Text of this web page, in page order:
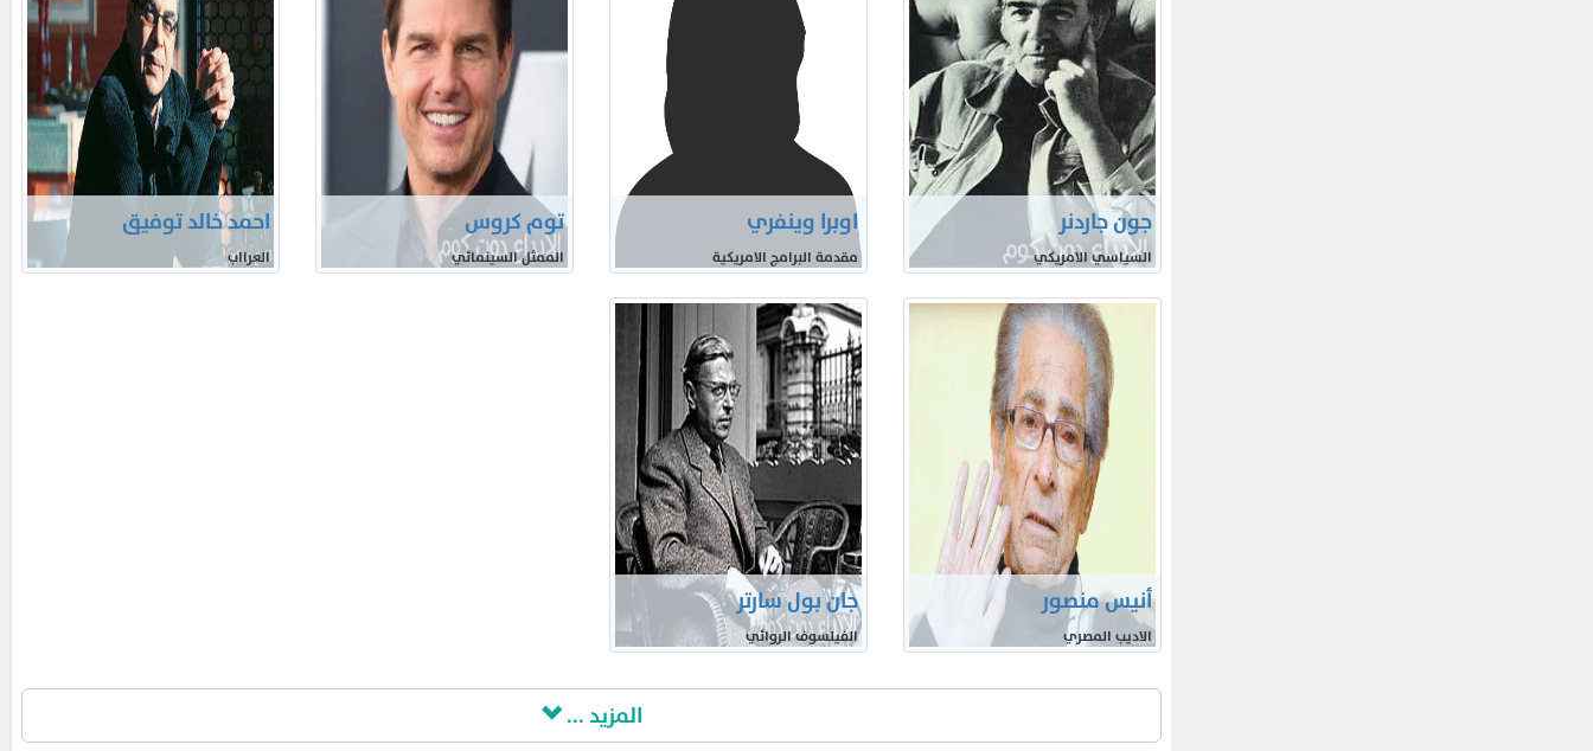
جون جاردنر
السياسي الامريكي
اوبرا وينفري
مقدمة البرامج الامريكية
توم كروس
الممثل السينمائي
احمد خالد توفيق
العرااب
أنيس منصور
الاديب المصري
جان بول سارتر
الفيلسوف الروائي
المزيد ...